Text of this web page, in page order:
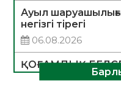
Ауыл
негізгі тірегі
06.08.2026
ҚОҒАМДЫҚ
ДАМУЫНЫҢ